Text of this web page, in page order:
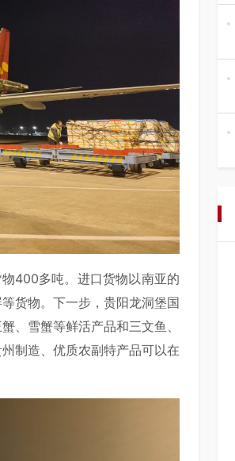
400多吨。进口货物以南亚的
货物。下一步，贵阳龙洞堡国
、雪蟹等鲜活产品和三文鱼、
制造、优质农副特产品可以在